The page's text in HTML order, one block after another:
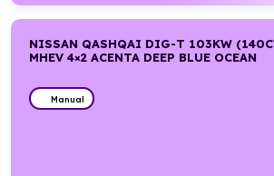
NISSAN QASHQAI DIG-T 103KW
MHEV 4×2 ACENTA DEEP BLUE OCEAN
Manual